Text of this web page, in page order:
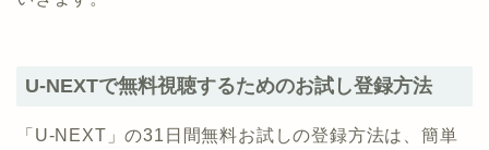
U-NEXTで無料視聴するためのお試し登録方法
「U-NEXT」の31日間無料お試しの登録方法は、簡単